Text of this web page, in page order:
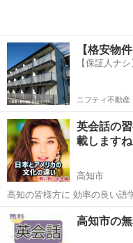
【格安物
【保証人ナ
ニフティ不動産
英会話の
載しますね
高知市
高知の皆様方に 効率の良い語
弊社 英会話プライベート
は2013年の開始から 🇺🇸低予算でのマンツーマンレッスン🇺🇸 をメ
イン...
高知 高知市 英会話
高知市の